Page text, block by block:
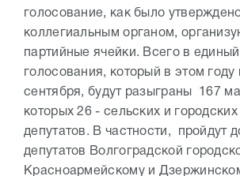
голосование, как было
коллегиальным органом,
партийные ячейки. Всего в
голосования, который в этом году
сентября, будут разыграны 167
которых 26 - сельских и
депутатов. В частности, пройдут
депутатов Волгоградской
Красноармейскому и